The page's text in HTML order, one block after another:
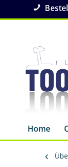
Home